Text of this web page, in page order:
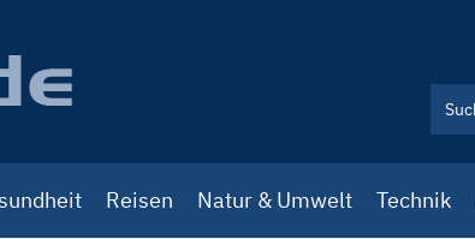
Reisen Natur & Umwelt Technik